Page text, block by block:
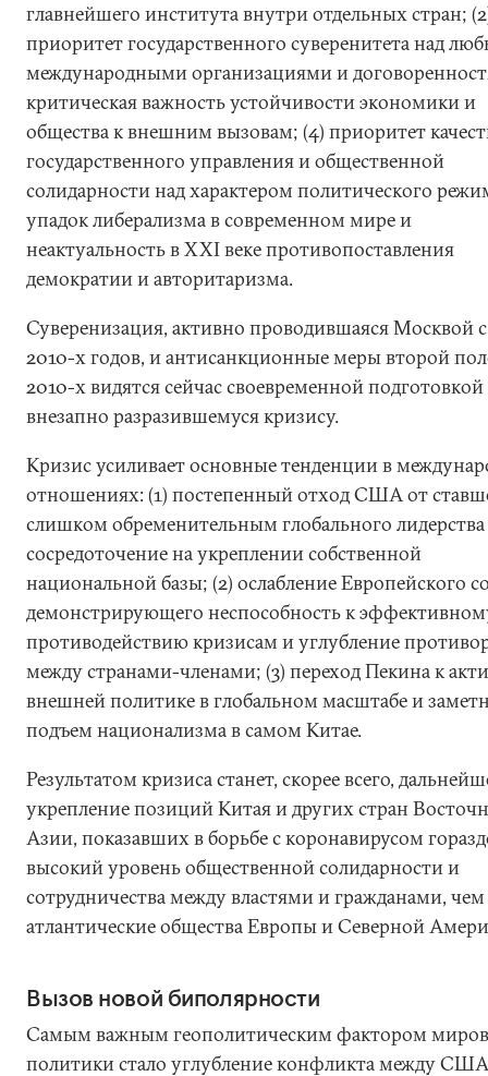
главнейшего института внутри отдельных стран;
приоритет государственного суверенитета над
международными организациями и
критическая важность устойчивости экономики и
общества к внешним вызовам; (4) приоритет
государственного управления и общественной
солидарности над характером политического
упадок либерализма в современном мире и
неактуальность в XXI веке противопоставления
демократии и авторитаризма.
Суверенизация, активно проводившаяся Москвой с
2010-х годов, и антисанкционные меры второй
2010-х видятся сейчас своевременной подготовкой
внезапно разразившемуся кризису.
Кризис усиливает основные тенденции в
отношениях: (1) постепенный отход США от
слишком обременительным глобального
сосредоточение на укреплении собственной
национальной базы; (2) ослабление Европейского
демонстрирующего неспособность к
противодействию кризисам и углубление
между странами-членами; (3) переход Пекина к
внешней политике в глобальном масштабе и
подъем национализма в самом Китае.
Результатом кризиса станет, скорее всего,
укрепление позиций Китая и других стран
Азии, показавших в борьбе с коронавирусом
высокий уровень общественной солидарности и
сотрудничества между властями и гражданами, чем
атлантические общества Европы и Северной
Вызов новой биполярности
Самым важным геополитическим фактором
политики стало углубление конфликта между